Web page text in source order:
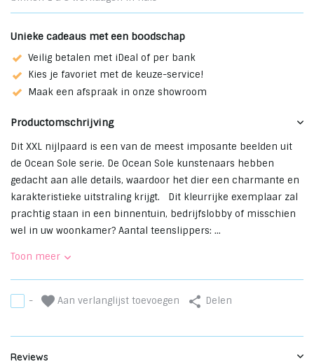
Unieke cadeaus met een boodschap
Veilig betalen met iDeal of per bank
Kies je favoriet met de keuze-service!
Maak een afspraak in onze showroom
Productomschrijving
Dit XXL nijlpaard is een van de meest imposante beelden uit
de Ocean Sole serie. De Ocean Sole kunstenaars hebben
gedacht aan alle details, waardoor het dier een charmante en
karakteristieke uitstraling krijgt. Dit kleurrijke exemplaar zal
prachtig staan in een binnentuin, bedrijfslobby of misschien
wel in uw woonkamer? Aantal teenslippers: ...
Toon meer
- Aan verlanglijst toevoegen Delen
Reviews